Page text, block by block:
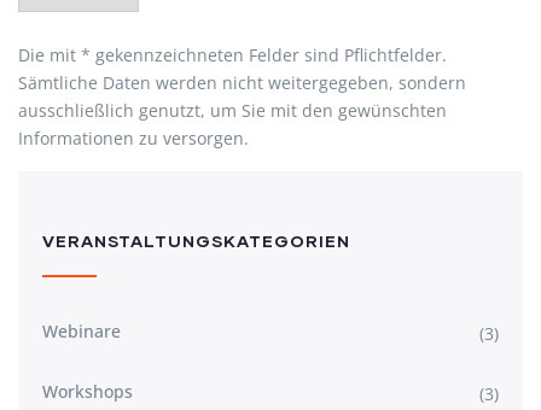
Die mit * gekennzeichneten Felder sind Pflichtfelder.
Sämtliche Daten werden nicht weitergegeben, sondern
ausschließlich genutzt, um Sie mit den gewünschten
Informationen zu versorgen.
VERANSTALTUNGSKATEGORIEN
Webinare (3)
Workshops (3)